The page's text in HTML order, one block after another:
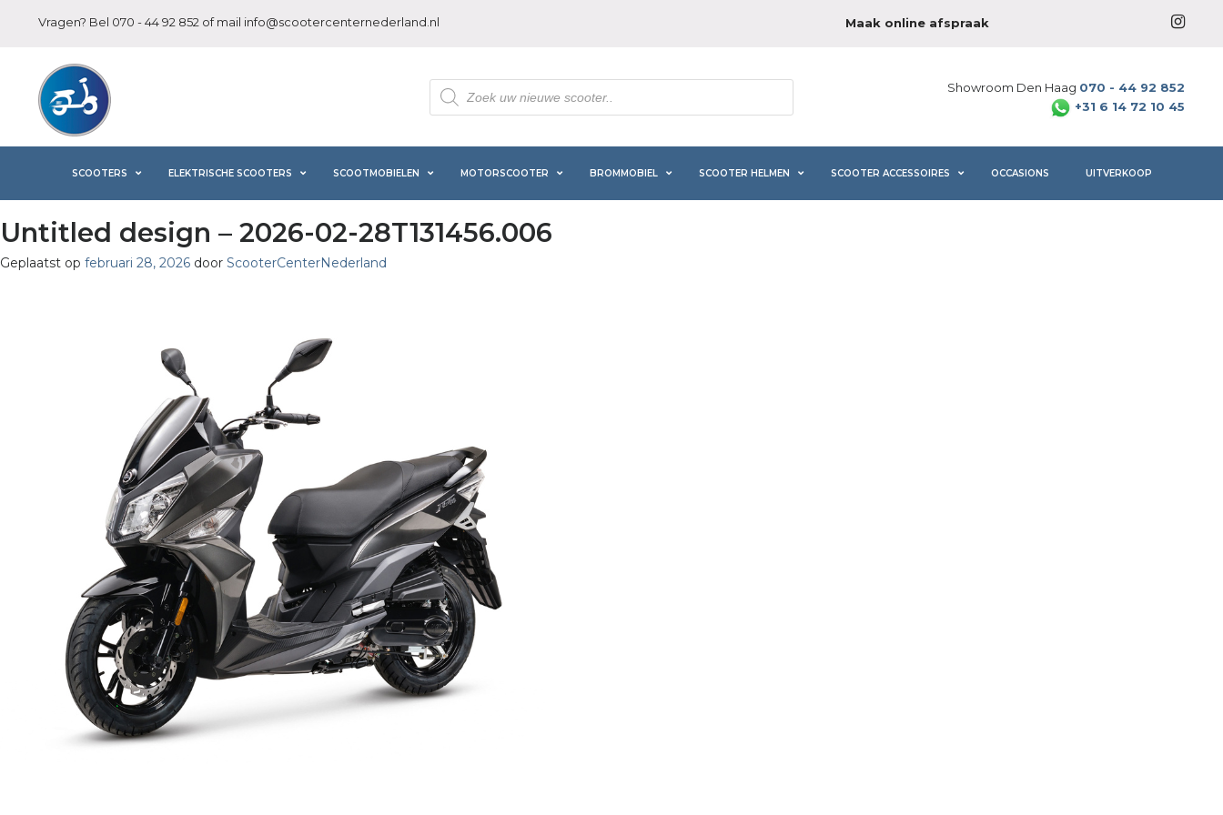
Vragen? Bel 070 - 44 92 852 of mail info@scootercenternederland.nl Maak online afspraak
Producten
zoeken
Showroom Den Haag 070 - 44 92 852
+31 6 14 72 10 45
SCOOTERS ELEKTRISCHE SCOOTERS SCOOTMOBIELEN MOTORSCOOTER BROMMOBIEL SCOOTER HELMEN SCOOTER ACCESSOIRES OCCASIONS UITVERKOOP
Untitled design – 2026-02-28T131456.006
Geplaatst op februari 28, 2026 door ScooterCenterNederland